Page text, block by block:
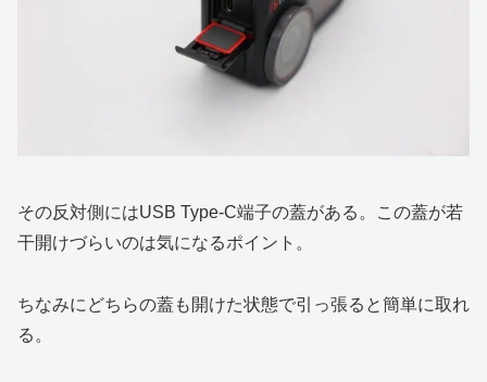
その反対側にはUSB Type-C端子の蓋がある。この蓋が若
干開けづらいのは気になるポイント。
ちなみにどちらの蓋も開けた状態で引っ張ると簡単に取れ
る。